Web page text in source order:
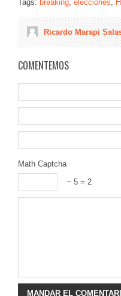
Tags: breaking, elecciones,
Ricardo Marapi
COMENTEMOS
Math Captcha
− 5 = 2